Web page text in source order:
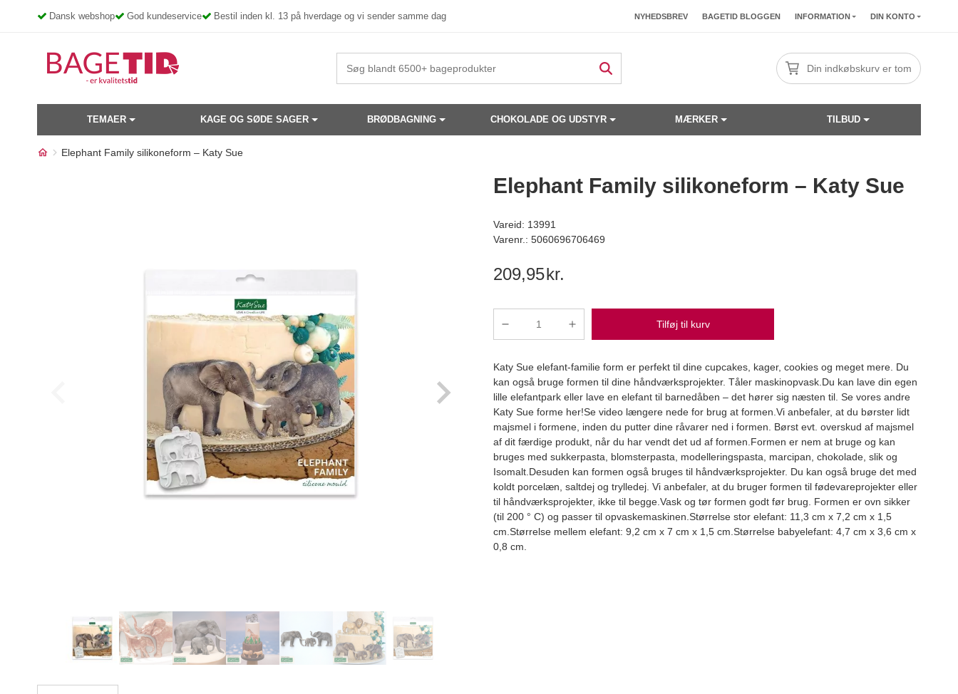
Dansk webshop God kundeservice Bestil inden kl. 13 på hverdage og vi sender samme dag NYHEDSBREV BAGETID BLOGGEN INFORMATION DIN KONTO
Din indkøbskurv er tom
TEMAER KAGE OG SØDE SAGER BRØDBAGNING CHOKOLADE OG UDSTYR MÆRKER TILBUD
Elephant Family silikoneform – Katy Sue
Måske kunne nogle af disse produkter have din interesse?
ScandiChef - Opbevaringsbøtter, 7 stk.
149,95DKK
Læg i kurv
☓
Elephant Family silikoneform – Katy Sue
Vareid: 13991
Varenr.: 5060696706469
209,95kr.
Elephant
antal
Tilføj til kurv
Katy Sue elefant-familie form er perfekt til dine cupcakes, kager, cookies og meget mere. Du
kan også bruge formen til dine håndværksprojekter. Tåler maskinopvask.Du kan lave din egen
lille elefantpark eller lave en elefant til barnedåben – det hører sig næsten til. Se vores andre
Katy Sue forme her!Se video længere nede for brug at formen.Vi anbefaler, at du børster lidt
majsmel i formene, inden du putter dine råvarer ned i formen. Børst evt. overskud af majsmel
af dit færdige produkt, når du har vendt det ud af formen.Formen er nem at bruge og kan
bruges med sukkerpasta, blomsterpasta, modelleringspasta, marcipan, chokolade, slik og
Isomalt.Desuden kan formen også bruges til håndværksprojekter. Du kan også bruge det med
koldt porcelæn, saltdej og trylledej. Vi anbefaler, at du bruger formen til fødevareprojekter eller
til håndværksprojekter, ikke til begge.Vask og tør formen godt før brug. Formen er ovn sikker
(til 200 ° C) og passer til opvaskemaskinen.Størrelse stor elefant: 11,3 cm x 7,2 cm x 1,5
cm.Størrelse mellem elefant: 9,2 cm x 7 cm x 1,5 cm.Størrelse babyelefant: 4,7 cm x 3,6 cm x
0,8 cm.